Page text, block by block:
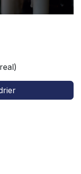
)